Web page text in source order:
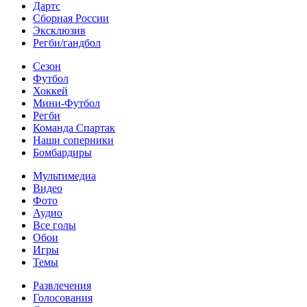
Дартс
Сборная России
Эксклюзив
Регби/гандбол
Сезон
Футбол
Хоккей
Мини-Футбол
Регби
Команда Спартак
Наши соперники
Бомбардиры
Мультимедиа
Видео
Фото
Аудио
Все голы
Обои
Игры
Темы
Развлечения
Голосования